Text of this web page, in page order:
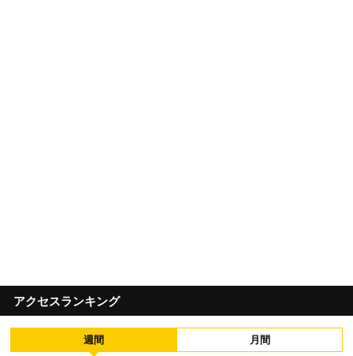
アクセスランキング
週間 月間